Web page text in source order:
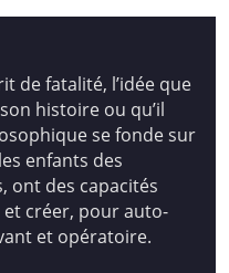
de fatalité, l’idée que
histoire ou qu’il
se fonde sur
enfants des
ont des capacités
créer, pour auto-
et opératoire.